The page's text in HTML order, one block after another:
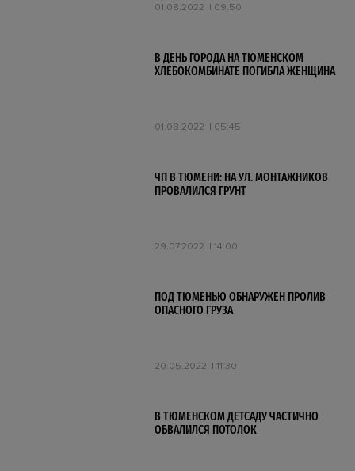
01.08.2022 09:50
В ДЕНЬ ГОРОДА НА ТЮМЕНСКОМ
ХЛЕБОКОМБИНАТЕ ПОГИБЛА ЖЕНЩИНА
01.08.2022 05:45
ЧП В ТЮМЕНИ: НА УЛ. МОНТАЖНИКОВ
ПРОВАЛИЛСЯ ГРУНТ
29.07.2022 14:00
ПОД ТЮМЕНЬЮ ОБНАРУЖЕН ПРОЛИВ
ОПАСНОГО ГРУЗА
20.05.2022 11:30
В ТЮМЕНСКОМ ДЕТСАДУ ЧАСТИЧНО
ОБВАЛИЛСЯ ПОТОЛОК